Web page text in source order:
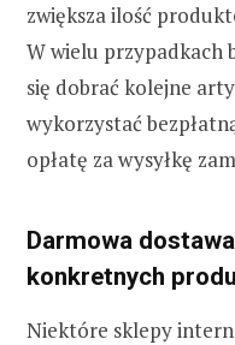
zwiększa ilość
W wielu przypadkach
się dobrać kolejne
wykorzystać
opłatę za wysyłkę
Darmowa
konkretnych
Niektóre sklepy